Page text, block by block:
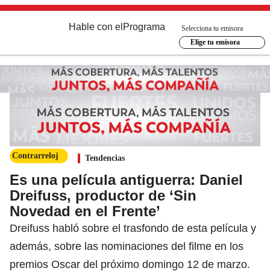
Hable con el Programa
Selecciona tu emisora
Elige tu emisora
Contrarreloj Tendencias
Es una película antiguerra: Daniel
Dreifuss, productor de ‘Sin
Novedad en el Frente’
Dreifuss habló sobre el trasfondo de esta película y
además, sobre las nominaciones del filme en los
premios Oscar del próximo domingo 12 de marzo.